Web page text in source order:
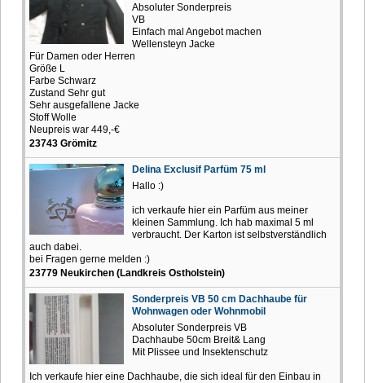
Absoluter Sonderpreis
VB
Einfach mal Angebot machen
Wellensteyn Jacke
Für Damen oder Herren
Größe L
Farbe Schwarz
Zustand Sehr gut
Sehr ausgefallene Jacke
Stoff Wolle
Neupreis war 449,-€
23743 Grömitz
Delina Exclusif Parfüm 75 ml
Hallo :)
ich verkaufe hier ein Parfüm aus meiner
kleinen Sammlung. Ich hab maximal 5 ml
verbraucht. Der Karton ist selbstverständlich
auch dabei.
bei Fragen gerne melden :)
23779 Neukirchen (Landkreis Ostholstein)
Sonderpreis VB 50 cm Dachhaube für
Wohnwagen oder Wohnmobil
Absoluter Sonderpreis VB
Dachhaube 50cm Breit& Lang
Mit Plissee und Insektenschutz
Ich verkaufe hier eine Dachhaube, die sich ideal für den Einbau in